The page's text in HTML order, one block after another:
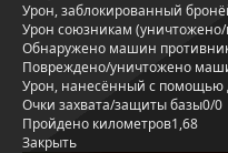
Урон, заблокированный
Урон союзникам
Обнаружено машин
Повреждено/уничтожено
Урон, нанесённый с помощью
Очки захвата/защиты базы0/0
Пройдено километров1,68
Закрыть